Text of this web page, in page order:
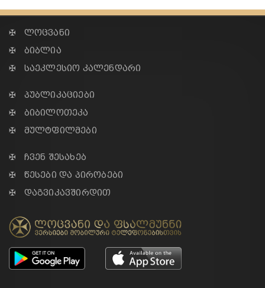
✠ ლოცვანი
✠ ბიბლია
✠ საეკლესიო კალენდარი
✠ პუბლიკაციები
✠ ბიბილოთეკა
✠ მულტფილმები
✠ ჩვენ შესახებ
✠ წესები და პირობები
✠ დაგვიკავშირდით